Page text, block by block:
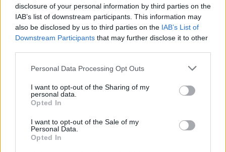
disclosure of your personal information by third parties on the
IAB’s list of downstream participants. This information may
also be disclosed by us to third parties on the IAB’s List of
Downstream Participants that may further disclose it to other
Please note that this website/app uses one or more Google
not limited to your visit or usage behaviour. You may click to
grant or deny consent to Google and its third-party tags to
use your data for below specified purposes in below Google
consent section.
Personal Data Processing Opt Outs
I want to opt-out of the Sharing of my
personal data.
Opted In
I want to opt-out of the Sale of my
Personal Data.
Opted In
Continua a leggere